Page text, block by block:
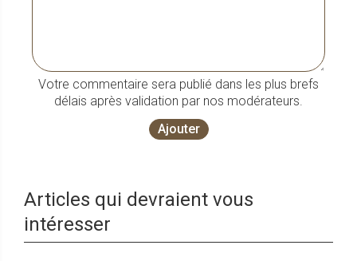
Votre commentaire sera publié dans les plus brefs
délais après validation par nos modérateurs.
Ajouter
Articles qui devraient vous
intéresser